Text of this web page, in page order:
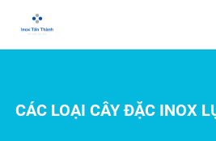
CÁC LOẠI CÂY ĐẶC INOX